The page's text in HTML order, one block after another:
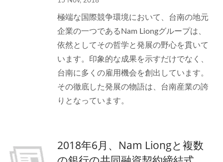
極端な国際競争環境において、台南の地元
企業の一つであるNam Liongグループは、
依然としてその哲学と発展の野心を貫いて
います。印象的な成果を示すだけでなく、
台南に多くの雇用機会を創出しています。
その徹底した発展の物語は、台南産業の誇
りとなっています。
2018年6月、Nam Liongと複数